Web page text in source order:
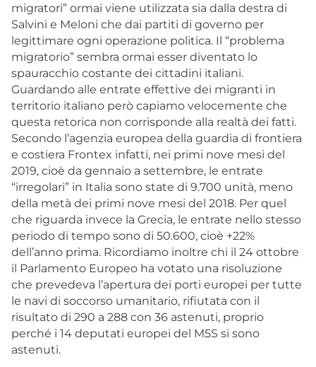
migratori” ormai viene utilizzata sia dalla destra di
Salvini e Meloni che dai partiti di governo per
legittimare ogni operazione politica. Il “problema
migratorio” sembra ormai esser diventato lo
spauracchio costante dei cittadini italiani.
Guardando alle entrate effettive dei migranti in
territorio italiano però capiamo velocemente che
questa retorica non corrisponde alla realtà dei fatti.
Secondo l’agenzia europea della guardia di frontiera
e costiera Frontex infatti, nei primi nove mesi del
2019, cioè da gennaio a settembre, le entrate
“irregolari” in Italia sono state di 9.700 unità, meno
della metà dei primi nove mesi del 2018. Per quel
che riguarda invece la Grecia, le entrate nello stesso
periodo di tempo sono di 50.600, cioè +22%
dell’anno prima. Ricordiamo inoltre chi il 24 ottobre
il Parlamento Europeo ha votato una risoluzione
che prevedeva l’apertura dei porti europei per tutte
le navi di soccorso umanitario, rifiutata con il
risultato di 290 a 288 con 36 astenuti, proprio
perché i 14 deputati europei del M5S si sono
astenuti.